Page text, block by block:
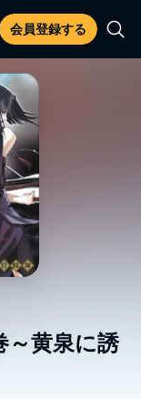
会員登録する
～黄泉に誘